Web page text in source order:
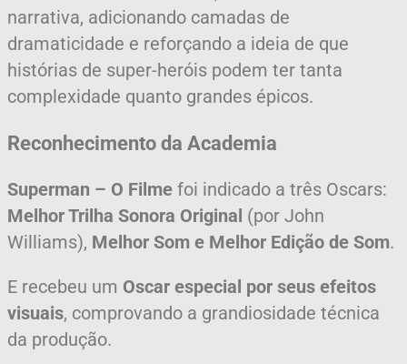
narrativa, adicionando camadas de
dramaticidade e reforçando a ideia de que
histórias de super-heróis podem ter tanta
complexidade quanto grandes épicos.
Reconhecimento da Academia
Superman – O Filme foi indicado a três Oscars:
Melhor Trilha Sonora Original (por John
Williams), Melhor Som e Melhor Edição de Som.
E recebeu um Oscar especial por seus efeitos
visuais, comprovando a grandiosidade técnica
da produção.